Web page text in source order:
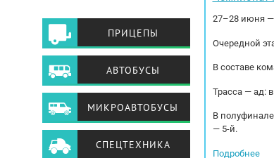
27–28 июня
Очередной
В составе
Трасса — ад:
В
— 5-й.
Подробнее
ПРИЦЕПЫ
АВТОБУСЫ
МИКРОАВТОБУСЫ
СПЕЦТЕХНИКА